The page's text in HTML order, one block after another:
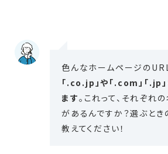
色んなホームページの
「.co.jp」や「.com」「.jp
ます。これって、それぞれ
があるんですか？選ぶと
教えてください！